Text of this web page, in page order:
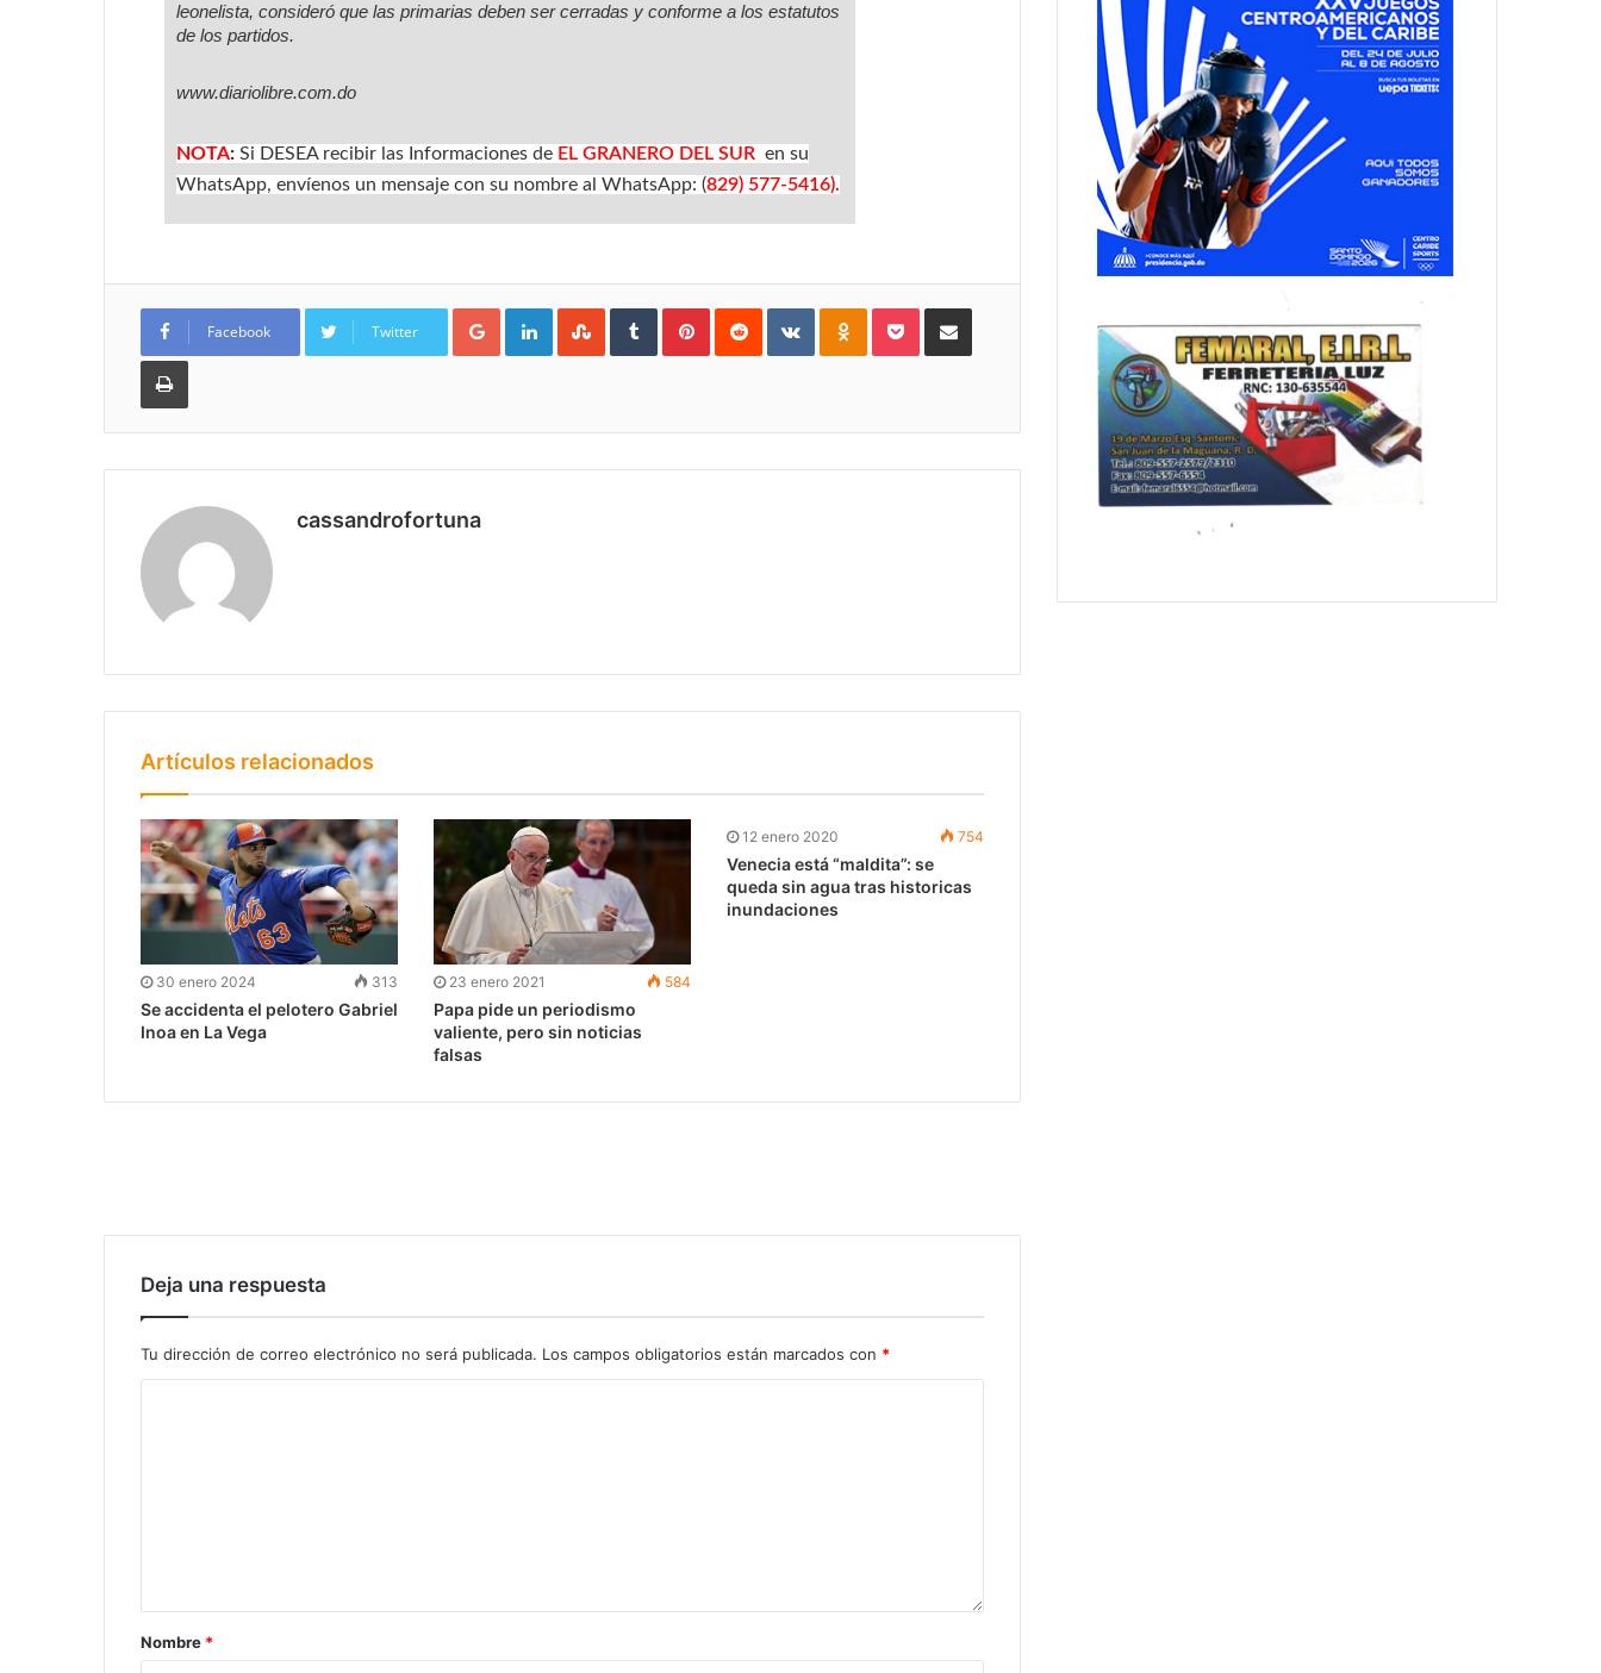
leonelista, consideró que las primarias deben ser cerradas y conforme a los estatutos
de los partidos.
www.diariolibre.com.do
NOTA: Si DESEA recibir las Informaciones de EL GRANERO DEL SUR en su
WhatsApp, envíenos un mensaje con su nombre al WhatsApp: (829) 577-5416).
Facebook Twitter
Google+LinkedInStumbleUpon
TumblrPinterestReddit VKontakteOdnoklassniki
PocketCompartir por Correo
Imprimir
cassandrofortuna
Artículos relacionados
30 enero 2024 313
Se accidenta el pelotero Gabriel
Inoa en La Vega
23 enero 2021 584
Papa pide un periodismo
valiente, pero sin noticias
falsas
12 enero 2020 754
Venecia está “maldita”: se
queda sin agua tras historicas
inundaciones
Deja una respuesta
Tu dirección de correo electrónico no será publicada. Los campos obligatorios están marcados con *
Nombre *